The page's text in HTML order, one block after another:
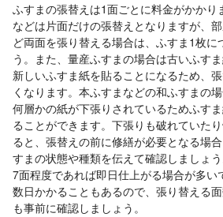
ふすまの張替えは1面ごとに料金がかかり
などは片面だけの張替えとなりますが、
ど両面を張り替える場合は、ふすま1枚に
う。また、量産ふすまの場合は古いふす
新しいふすま紙を貼ることになるため、
くなります。本ふすまなどの和ふすまの
何層かの紙が下張りされているためふす
ることができます。下張りも破れていた
ると、張替えの前に修繕が必要となる場
すまの状態や種類を伝えて確認しましょ
7面程度であれば即日仕上がる場合が多い
数日かかることもあるので、張り替える
も事前に確認しましょう。